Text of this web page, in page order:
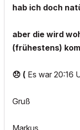
hab ich doch
aber die wird
(frühestens)
😞 ( Es war 20:16
Gruß
Markus